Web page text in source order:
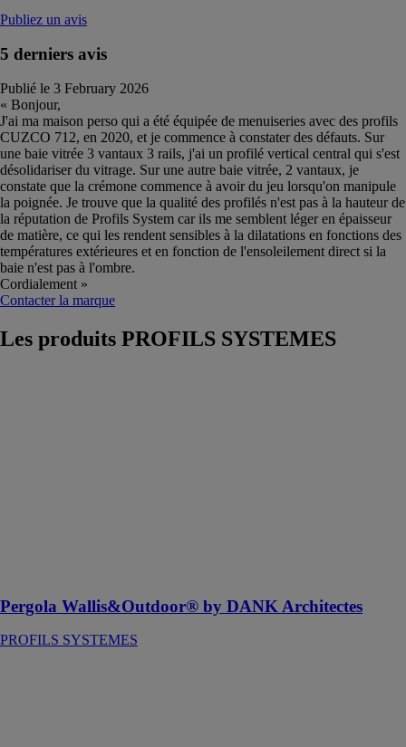
Publiez un avis
5 derniers avis
Publié le 3 February 2026
« Bonjour,
J'ai ma maison perso qui a été équipée de menuiseries avec des profils
CUZCO 712, en 2020, et je commence à constater des défauts. Sur
une baie vitrée 3 vantaux 3 rails, j'ai un profilé vertical central qui s'est
désolidariser du vitrage. Sur une autre baie vitrée, 2 vantaux, je
constate que la crémone commence à avoir du jeu lorsqu'on manipule
la poignée. Je trouve que la qualité des profilés n'est pas à la hauteur de
la réputation de Profils System car ils me semblent léger en épaisseur
de matière, ce qui les rendent sensibles à la dilatations en fonctions des
températures extérieures et en fonction de l'ensoleilement direct si la
baie n'est pas à l'ombre.
Cordialement »
Contacter la marque
Les produits PROFILS SYSTEMES
Pergola Wallis&Outdoor® by DANK Architectes
PROFILS SYSTEMES